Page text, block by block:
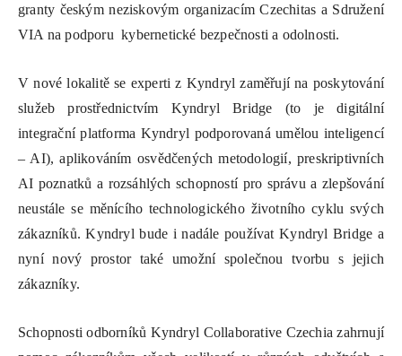
granty českým neziskovým organizacím Czechitas a Sdružení
VIA na podporu kybernetické bezpečnosti a odolnosti.
V nové lokalitě se experti z Kyndryl zaměřují na poskytování
služeb prostřednictvím Kyndryl Bridge (to je digitální
integrační platforma Kyndryl podporovaná umělou inteligencí
– AI), aplikováním osvědčených metodologií, preskriptivních
AI poznatků a rozsáhlých schopností pro správu a zlepšování
neustále se měnícího technologického životního cyklu svých
zákazníků. Kyndryl bude i nadále používat Kyndryl Bridge a
nyní nový prostor také umožní společnou tvorbu s jejich
zákazníky.
Schopnosti odborníků Kyndryl Collaborative Czechia zahrnují